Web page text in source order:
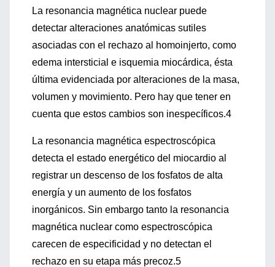
La resonancia magnética nuclear puede
detectar alteraciones anatómicas sutiles
asociadas con el rechazo al homoinjerto, como
edema intersticial e isquemia miocárdica, ésta
última evidenciada por alteraciones de la masa,
volumen y movimiento. Pero hay que tener en
cuenta que estos cambios son inespecíficos.4
La resonancia magnética espectroscópica
detecta el estado energético del miocardio al
registrar un descenso de los fosfatos de alta
energía y un aumento de los fosfatos
inorgánicos. Sin embargo tanto la resonancia
magnética nuclear como espectroscópica
carecen de especificidad y no detectan el
rechazo en su etapa más precoz.5